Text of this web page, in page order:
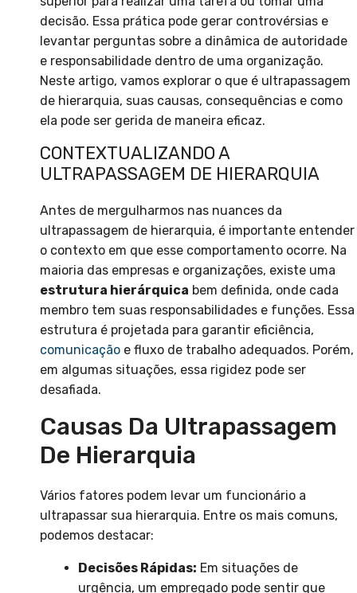
decisão. Essa prática pode gerar controvérsias e
levantar perguntas sobre a dinâmica de autoridade
e responsabilidade dentro de uma organização.
Neste artigo, vamos explorar o que é ultrapassagem
de hierarquia, suas causas, consequências e como
ela pode ser gerida de maneira eficaz.
CONTEXTUALIZANDO A
ULTRAPASSAGEM DE HIERARQUIA
Antes de mergulharmos nas nuances da
ultrapassagem de hierarquia, é importante entender
o contexto em que esse comportamento ocorre. Na
maioria das empresas e organizações, existe uma
estrutura hierárquica bem definida, onde cada
membro tem suas responsabilidades e funções. Essa
estrutura é projetada para garantir eficiência,
comunicação e fluxo de trabalho adequados. Porém,
em algumas situações, essa rigidez pode ser
desafiada.
Causas Da Ultrapassagem
De Hierarquia
Vários fatores podem levar um funcionário a
ultrapassar sua hierarquia. Entre os mais comuns,
podemos destacar:
Decisões Rápidas: Em situações de
urgência, um empregado pode sentir que